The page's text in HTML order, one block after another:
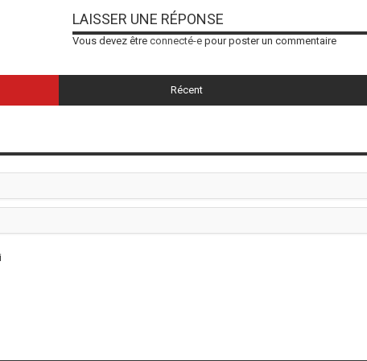
LAISSER UNE RÉPONSE
Vous devez être connecté-epour poster un commentaire
Récent